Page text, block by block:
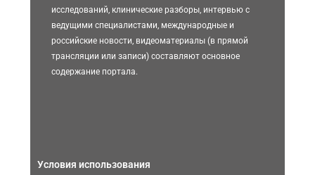
исследований, клинические разборы, интервью с
ведущими специалистами, международные и
российские новости, видеоматериалы (в прямой
трансляции или записи) составляют основное
содержание портала.
Условия использования